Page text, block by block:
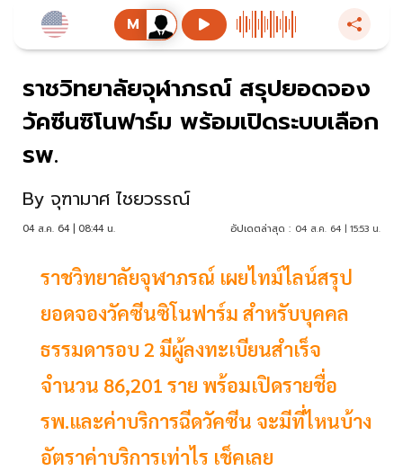
ราชวิทยาลัยจุฬาภรณ์ สรุปยอดจอง
วัคซีนซิโนฟาร์ม พร้อมเปิดระบบเลือก
รพ.
By จุฑามาศ ไชยวรรณ์
04 ส.ค. 64 | 08:44 น. อัปเดตล่าสุด : 04 ส.ค. 64 | 15:53 น.
ราชวิทยาลัยจุฬาภรณ์ เผยไทม์ไลน์สรุป
ยอดจองวัคซีนซิโนฟาร์ม สำหรับบุคคล
ธรรมดารอบ 2 มีผู้ลงทะเบียนสำเร็จ
จำนวน 86,201 ราย พร้อมเปิดรายชื่อ
รพ.และค่าบริการฉีดวัคซีน จะมีที่ไหนบ้าง
อัตราค่าบริการเท่าไร เช็คเลย